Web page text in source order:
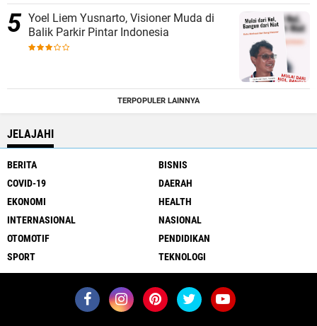
Yoel Liem Yusnarto, Visioner Muda di
Balik Parkir Pintar Indonesia
TERPOPULER LAINNYA
JELAJAHI
BERITA
BISNIS
COVID-19
DAERAH
EKONOMI
HEALTH
INTERNASIONAL
NASIONAL
OTOMOTIF
PENDIDIKAN
SPORT
TEKNOLOGI